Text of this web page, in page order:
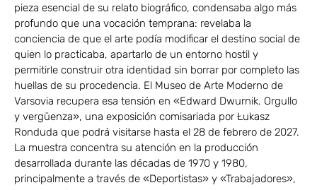
pieza esencial de su relato biográfico, condensaba algo más
profundo que una vocación temprana: revelaba la
conciencia de que el arte podía modificar el destino social de
quien lo practicaba, apartarlo de un entorno hostil y
permitirle construir otra identidad sin borrar por completo las
huellas de su procedencia. El Museo de Arte Moderno de
Varsovia recupera esa tensión en «Edward Dwurnik. Orgullo
y vergüenza», una exposición comisariada por Łukasz
Ronduda que podrá visitarse hasta el 28 de febrero de 2027.
La muestra concentra su atención en la producción
desarrollada durante las décadas de 1970 y 1980,
principalmente a través de «Deportistas» y «Trabajadores»,